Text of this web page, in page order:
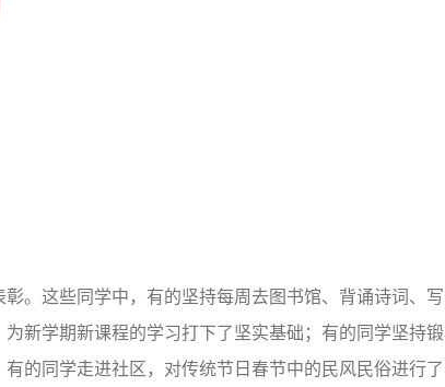
。这些同学中，有的坚持每周去图书馆、背诵诗词、写
新学期新课程的学习打下了坚实基础；有的同学坚持锻
的同学走进社区，对传统节日春节中的民风民俗进行了